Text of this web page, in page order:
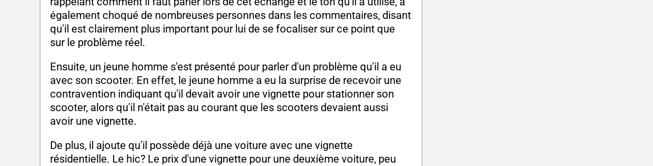
également choqué de nombreuses personnes dans les commentaires, disant
qu'il est clairement plus important pour lui de se focaliser sur ce point que
sur le problème réel.
Ensuite, un jeune homme s'est présenté pour parler d'un problème qu'il a eu
avec son scooter. En effet, le jeune homme a eu la surprise de recevoir une
contravention indiquant qu'il devait avoir une vignette pour stationner son
scooter, alors qu'il n'était pas au courant que les scooters devaient aussi
avoir une vignette.
De plus, il ajoute qu'il possède déjà une voiture avec une vignette
résidentielle. Le hic? Le prix d'une vignette pour une deuxième voiture, peu